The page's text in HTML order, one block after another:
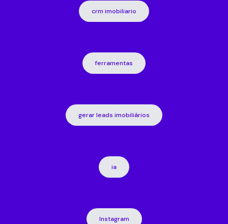
crm imobiliario
ferramentas
gerar leads imobiliários
ia
Instagram